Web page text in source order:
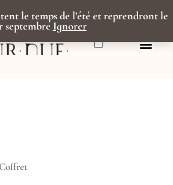
le temps de l’été et reprendront le
septembreIgnorer
Panier